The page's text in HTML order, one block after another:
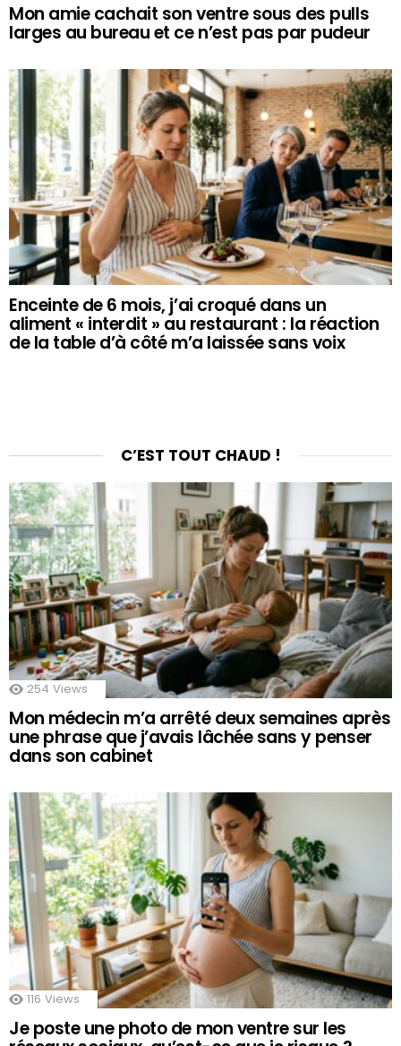
Mon amie cachait son ventre sous des pulls
larges au bureau et ce n’est pas par pudeur
Enceinte de 6 mois, j’ai croqué dans un
aliment « interdit » au restaurant : la réaction
de la table d’à côté m’a laissée sans voix
C’EST TOUT CHAUD !
254 Views
Mon médecin m’a arrêté deux semaines après
une phrase que j’avais lâchée sans y penser
dans son cabinet
116 Views
Je poste une photo de mon ventre sur les